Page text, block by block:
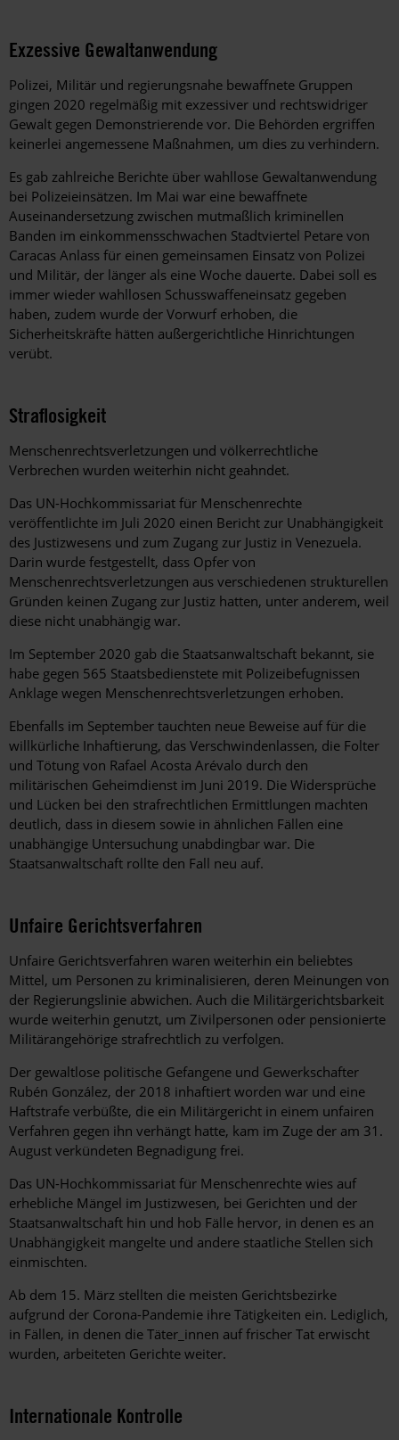
Exzessive Gewaltanwendung
Polizei, Militär und regierungsnahe bewaffnete Gruppen
gingen 2020 regelmäßig mit exzessiver und rechtswidriger
Gewalt gegen Demonstrierende vor. Die Behörden ergriffen
keinerlei angemessene Maßnahmen, um dies zu verhindern.
Es gab zahlreiche Berichte über wahllose Gewaltanwendung
bei Polizeieinsätzen. Im Mai war eine bewaffnete
Auseinandersetzung zwischen mutmaßlich kriminellen
Banden im einkommensschwachen Stadtviertel Petare von
Caracas Anlass für einen gemeinsamen Einsatz von Polizei
und Militär, der länger als eine Woche dauerte. Dabei soll es
immer wieder wahllosen Schusswaffeneinsatz gegeben
haben, zudem wurde der Vorwurf erhoben, die
Sicherheitskräfte hätten außergerichtliche Hinrichtungen
verübt.
Straflosigkeit
Menschenrechtsverletzungen und völkerrechtliche
Verbrechen wurden weiterhin nicht geahndet.
Das UN-Hochkommissariat für Menschenrechte
veröffentlichte im Juli 2020 einen Bericht zur Unabhängigkeit
des Justizwesens und zum Zugang zur Justiz in Venezuela.
Darin wurde festgestellt, dass Opfer von
Menschenrechtsverletzungen aus verschiedenen strukturellen
Gründen keinen Zugang zur Justiz hatten, unter anderem, weil
diese nicht unabhängig war.
Im September 2020 gab die Staatsanwaltschaft bekannt, sie
habe gegen 565 Staatsbedienstete mit Polizeibefugnissen
Anklage wegen Menschenrechtsverletzungen erhoben.
Ebenfalls im September tauchten neue Beweise auf für die
willkürliche Inhaftierung, das Verschwindenlassen, die Folter
und Tötung von Rafael Acosta Arévalo durch den
militärischen Geheimdienst im Juni 2019. Die Widersprüche
und Lücken bei den strafrechtlichen Ermittlungen machten
deutlich, dass in diesem sowie in ähnlichen Fällen eine
unabhängige Untersuchung unabdingbar war. Die
Staatsanwaltschaft rollte den Fall neu auf.
Unfaire Gerichtsverfahren
Unfaire Gerichtsverfahren waren weiterhin ein beliebtes
Mittel, um Personen zu kriminalisieren, deren Meinungen von
der Regierungslinie abwichen. Auch die Militärgerichtsbarkeit
wurde weiterhin genutzt, um Zivilpersonen oder pensionierte
Militärangehörige strafrechtlich zu verfolgen.
Der gewaltlose politische Gefangene und Gewerkschafter
Rubén González, der 2018 inhaftiert worden war und eine
Haftstrafe verbüßte, die ein Militärgericht in einem unfairen
Verfahren gegen ihn verhängt hatte, kam im Zuge der am 31.
August verkündeten Begnadigung frei.
Das UN-Hochkommissariat für Menschenrechte wies auf
erhebliche Mängel im Justizwesen, bei Gerichten und der
Staatsanwaltschaft hin und hob Fälle hervor, in denen es an
Unabhängigkeit mangelte und andere staatliche Stellen sich
einmischten.
Ab dem 15. März stellten die meisten Gerichtsbezirke
aufgrund der Corona-Pandemie ihre Tätigkeiten ein. Lediglich,
in Fällen, in denen die Täter_innen auf frischer Tat erwischt
wurden, arbeiteten Gerichte weiter.
Internationale Kontrolle